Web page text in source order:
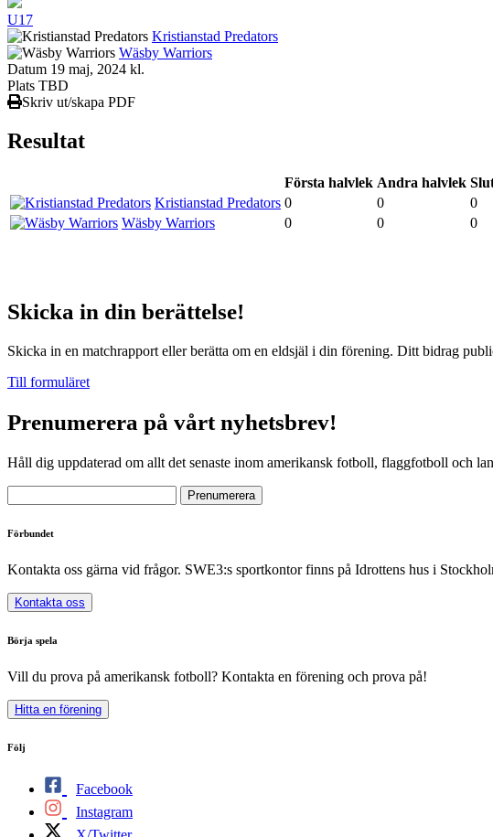
U17
Kristianstad Predators
Wäsby Warriors
Datum 19 maj, 2024 kl.
Plats TBD
Skriv ut/skapa PDF
Resultat
Första halvlek Andra halvlek
Kristianstad Predators 0 0
0
Wäsby Warriors
0 0 0
Skicka in din berättelse!
Skicka in en matchrapport eller berätta om en eldsjäl i din förening. Ditt bidrag
Till formuläret
Prenumerera på vårt nyhetsbrev!
Håll dig uppdaterad om allt det senaste inom amerikansk fotboll, flaggfotboll och
Förbundet
Kontakta oss gärna vid frågor. SWE3:s sportkontor finns på Idrottens hus i
Kontakta oss
Börja spela
Vill du prova på amerikansk fotboll? Kontakta en förening och prova på!
Hitta en förening
Följ
Facebook
Instagram